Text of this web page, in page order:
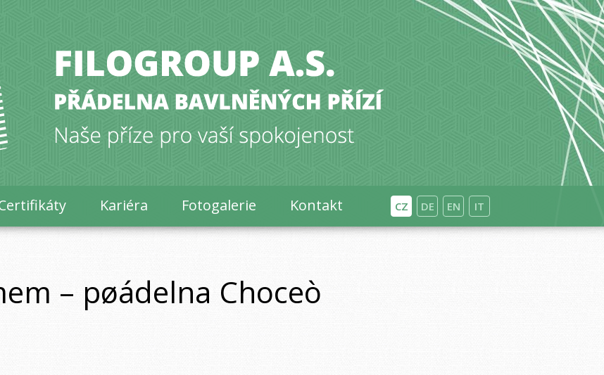
CZ DE EN IT
Kariéra Fotogalerie Kontakt
– pøádelna Choceò